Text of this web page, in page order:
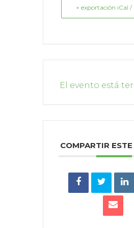
+ exportación iCal
El evento está
COMPARTIR